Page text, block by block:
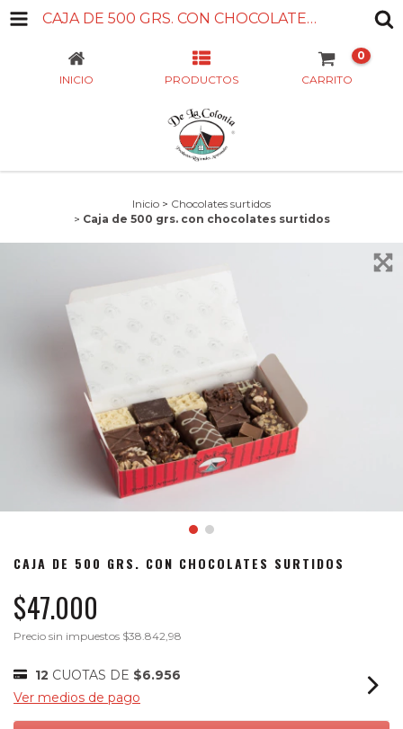
CAJA DE 500 GRS. CON CHOCOLATES SURTIDOS
INICIO PRODUCTOS CARRITO
0
Inicio > Chocolates surtidos
> Caja de 500 grs. con chocolates surtidos
CAJA DE 500 GRS. CON CHOCOLATES SURTIDOS
$47.000
Precio sin impuestos $38.842,98
12 CUOTAS DE $6.956
Ver medios de pago